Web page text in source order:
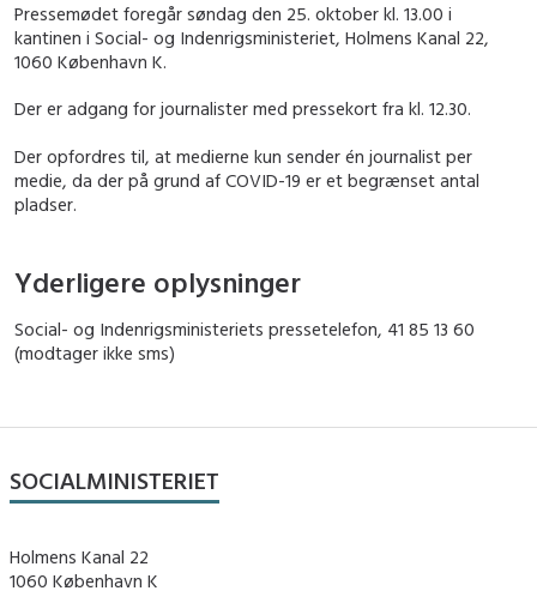
Pressemødet foregår søndag den 25. oktober kl. 13.00 i
kantinen i Social- og Indenrigsministeriet, Holmens Kanal 22,
1060 København K.
Der er adgang for journalister med pressekort fra kl. 12.30.
Der opfordres til, at medierne kun sender én journalist per
medie, da der på grund af COVID-19 er et begrænset antal
pladser.
Yderligere oplysninger
Social- og Indenrigsministeriets pressetelefon, 41 85 13 60
(modtager ikke sms)
SOCIALMINISTERIET
Holmens Kanal 22
1060 København K